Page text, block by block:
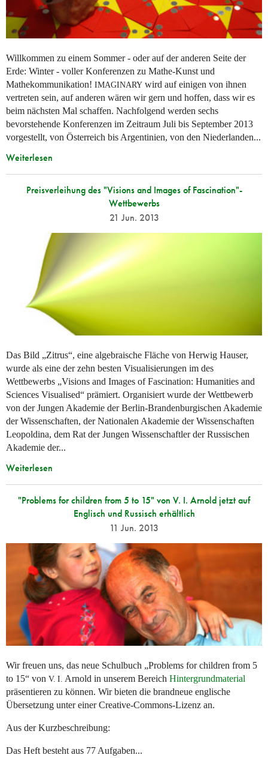
Willkommen zu einem Sommer - oder auf der anderen Seite der
Erde: Winter - voller Konferenzen zu Mathe-Kunst und
Mathekommunikation! IMAGINARY wird auf einigen von ihnen
vertreten sein, auf anderen wären wir gern und hoffen, dass wir es
beim nächsten Mal schaffen. Nachfolgend werden sechs
bevorstehende Konferenzen im Zeitraum Juli bis September 2013
vorgestellt, von Österreich bis Argentinien, von den Niederlanden...
Weiterlesen
Preisverleihung des "Visions and Images of Fascination"-
Wettbewerbs
21 Jun. 2013
Das Bild „Zitrus“, eine algebraische Fläche von Herwig Hauser,
wurde als eine der zehn besten Visualisierungen im des
Wettbewerbs „Visions and Images of Fascination: Humanities and
Sciences Visualised“ prämiert. Organisiert wurde der Wettbewerb
von der Jungen Akademie der Berlin-Brandenburgischen Akademie
der Wissenschaften, der Nationalen Akademie der Wissenschaften
Leopoldina, dem Rat der Jungen Wissenschaftler der Russischen
Akademie der...
Weiterlesen
"Problems for children from 5 to 15" von V. I. Arnold jetzt auf
Englisch und Russisch erhältlich
11 Jun. 2013
Wir freuen uns, das neue Schulbuch „Problems for children from 5
to 15“ von V. I. Arnold in unserem Bereich Hintergrundmaterial
präsentieren zu können. Wir bieten die brandneue englische
Übersetzung unter einer Creative-Commons-Lizenz an.
Aus der Kurzbeschreibung:
Das Heft besteht aus 77 Aufgaben...